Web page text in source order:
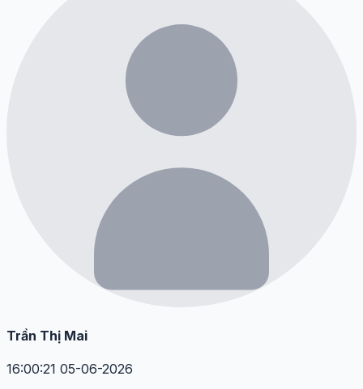
Trần Thị Mai
16:00:21 05-06-2026